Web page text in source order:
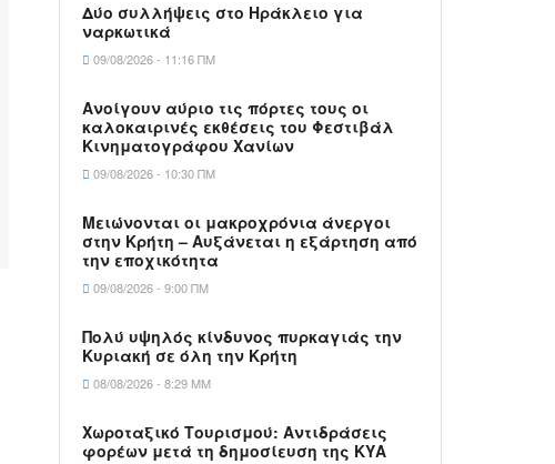
Δύο συλλήψεις στο Ηράκλειο για
ναρκωτικά
09/08/2026 - 11:16 ΠΜ
Ανοίγουν αύριο τις πόρτες τους οι
καλοκαιρινές εκθέσεις του Φεστιβάλ
Κινηματογράφου Χανίων
09/08/2026 - 10:30 ΠΜ
Μειώνονται οι μακροχρόνια άνεργοι
στην Κρήτη – Αυξάνεται η εξάρτηση από
την εποχικότητα
09/08/2026 - 9:00 ΠΜ
Πολύ υψηλός κίνδυνος πυρκαγιάς την
Κυριακή σε όλη την Κρήτη
08/08/2026 - 8:29 ΜΜ
Χωροταξικό Τουρισμού: Αντιδράσεις
φορέων μετά τη δημοσίευση της ΚΥΑ